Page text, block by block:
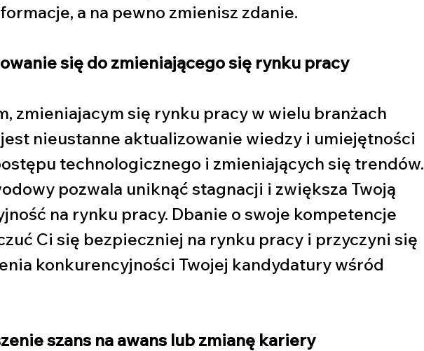
a na pewno zmienisz zdanie.
się do zmieniającego się rynku pracy
zmieniajacym się rynku pracy w wielu branżach
nieustanne aktualizowanie wiedzy i umiejętności
technologicznego i zmieniających się trendów.
pozwala uniknąć stagnacji i zwiększa Twoją
na rynku pracy. Dbanie o swoje kompetencje
Ci się bezpieczniej na rynku pracy i przyczyni się
konkurencyjności Twojej kandydatury wśród
szans na awans lub zmianę kariery